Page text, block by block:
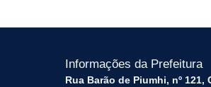
Informações da Prefeitura
Rua Barão de Piumhi, nº 121,